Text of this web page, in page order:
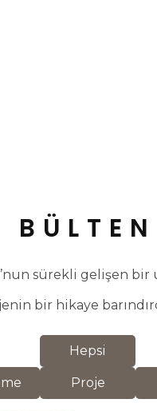
BÜLTEN
sürekli gelişen bir
bir hikaye
Hepsi
Proje